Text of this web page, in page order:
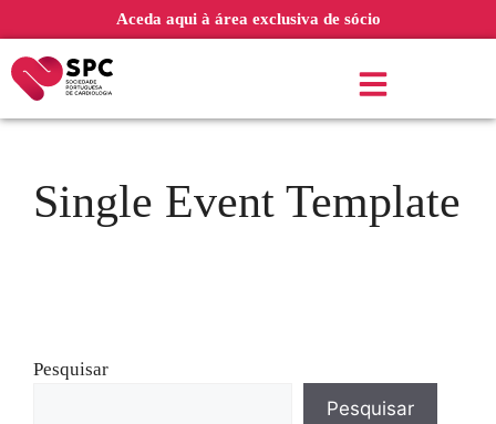
Aceda aqui à área exclusiva de sócio
Single Event Template
Pesquisar
Pesquisar